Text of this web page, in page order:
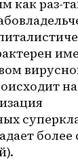
как раз-